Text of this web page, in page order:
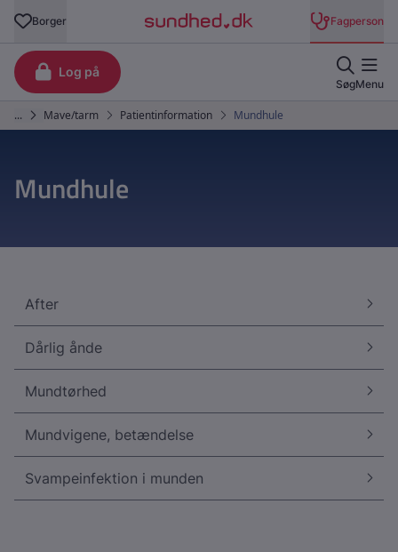
Mundhule
After
Dårlig ånde
Mundtørhed
Mundvigene, betændelse
Svampeinfektion i munden